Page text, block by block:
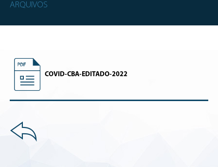
ARQUIVOS
COVID-CBA-EDITADO-2022